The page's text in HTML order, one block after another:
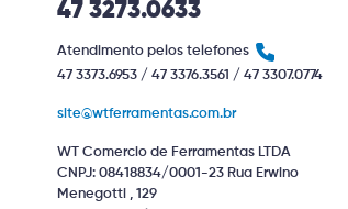
47 3273.0633
Atendimento pelos telefones
47 3373.6953 / 47 3376.3561 / 47 3307.0774
site@wtferramentas.com.br
WT Comercio de Ferramentas LTDA
CNPJ: 08418834/0001-23 Rua Erwino
Menegotti , 129